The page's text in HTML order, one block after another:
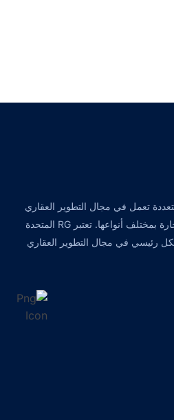
تعمل في مجال التطوير العقاري
والخدمات العامة اضافة الى التجارة بمختلف أنواعها. تعتبر RG المتحدة
رئيسي في مجال التطوير العقاري